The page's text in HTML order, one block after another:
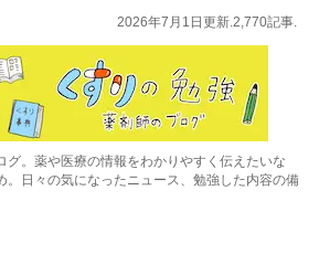
2026年7月1日更新.2,770記事.
グ。薬や医療の情報をわかりやすく伝えたいな
。日々の気になったニュース、勉強した内容の備